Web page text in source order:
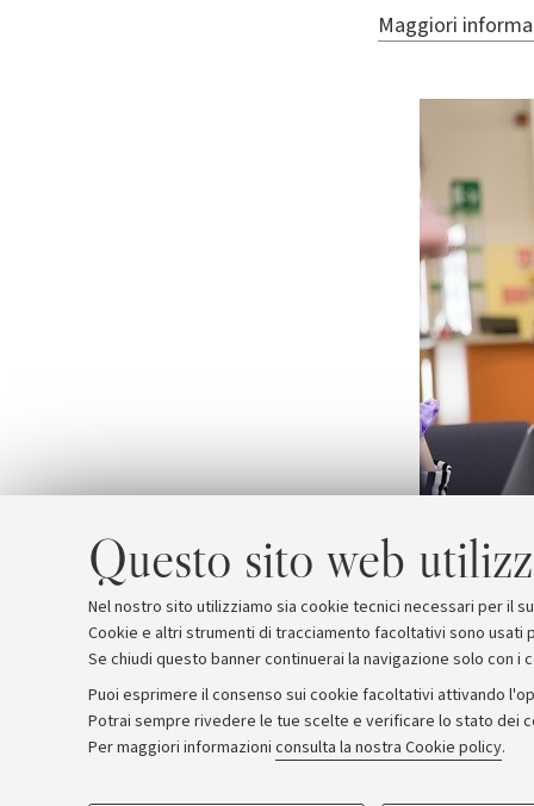
Questo sito web
Nel nostro sito utilizziamo sia cookie tecnici necessari per il
Cookie e altri strumenti di tracciamento facoltativi sono
Se chiudi questo banner continuerai la navigazione solo con i
Puoi esprimere il consenso sui cookie facoltativi attivando
Potrai sempre rivedere le tue scelte e verificare lo stato dei
Per maggiori informazioni consulta la nostra Cookie policy.
Maggiori
Archivio Comunicati stampa Redazione Rassegna